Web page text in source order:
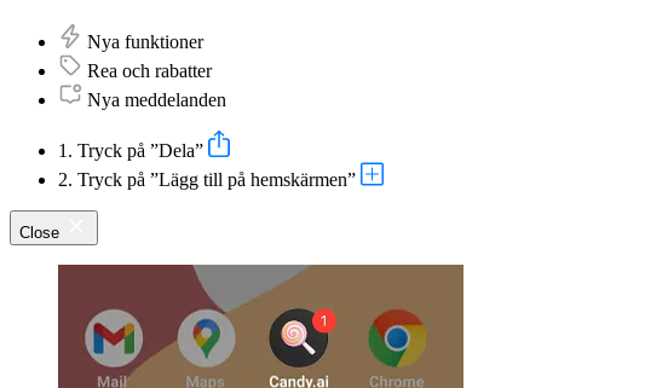
Nya funktioner
Rea och rabatter
Nya meddelanden
1. Tryck på ”Dela”
2. Tryck på ”Lägg till på hemskärmen”
Close